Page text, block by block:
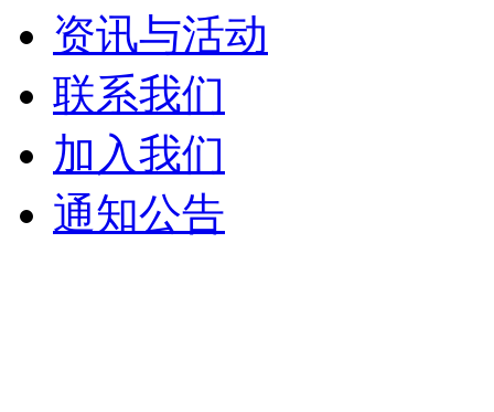
资讯与活动
联系我们
加入我们
通知公告